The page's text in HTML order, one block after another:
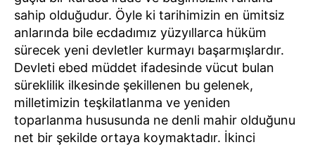
sahip olduğudur. Öyle ki tarihimizin en ümitsiz
anlarında bile ecdadımız yüzyıllarca hüküm
sürecek yeni devletler kurmayı başarmışlardır.
Devleti ebed müddet ifadesinde vücut bulan
süreklilik ilkesinde şekillenen bu gelenek,
milletimizin teşkilatlanma ve yeniden
toparlanma hususunda ne denli mahir olduğunu
net bir şekilde ortaya koymaktadır. İkinci